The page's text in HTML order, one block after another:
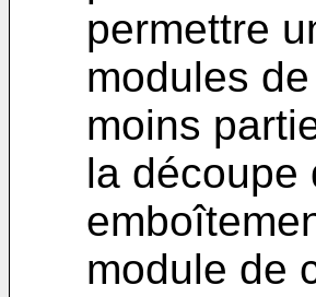
permettre
modules
moins
la découpe
module de